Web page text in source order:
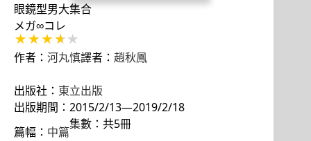
眼鏡型男大集合
メガ∞コレ
作者： 河丸慎譯者： 趙秋鳳
出版社： 東立出版
出版期間：2015/2/13—2019/2/18
篇幅： 中篇
集數：共5冊